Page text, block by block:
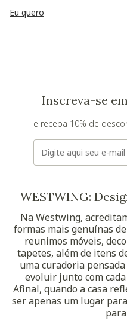
Eu quero
Inscreva-se
e receba 10% de
E-mail
WESTWING:
Na Westwing,
formas mais genuínas
reunimos móveis,
tapetes, além de itens
uma curadoria
evoluir junto com
Afinal, quando a casa
ser apenas um lugar